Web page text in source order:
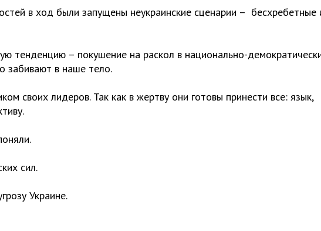
в ход были запущены неукраинские сценарии – бесхребетные
тенденцию – покушение на раскол в национально-
забивают в наше тело.
своих лидеров. Так как в жертву они готовы принести все: язык,
сил.
Украине.